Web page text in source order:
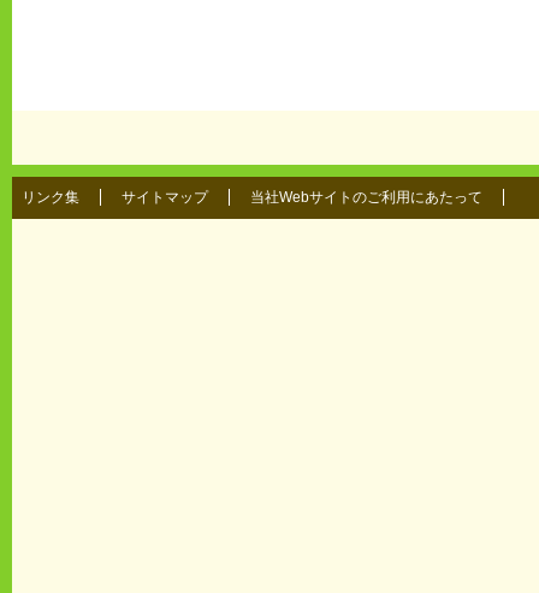
リンク集 サイトマップ 当社Webサイトのご利用にあたって